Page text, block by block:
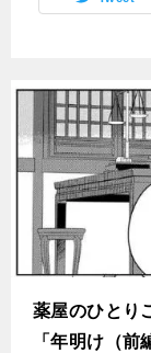
薬屋のひとり
「年明け（